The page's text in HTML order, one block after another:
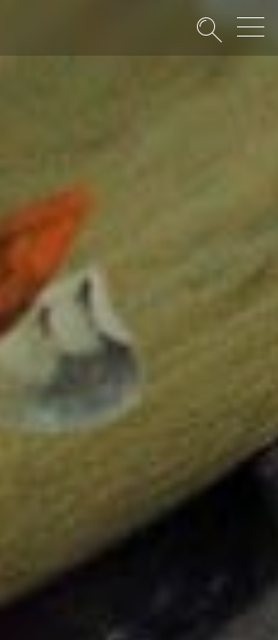
Suche